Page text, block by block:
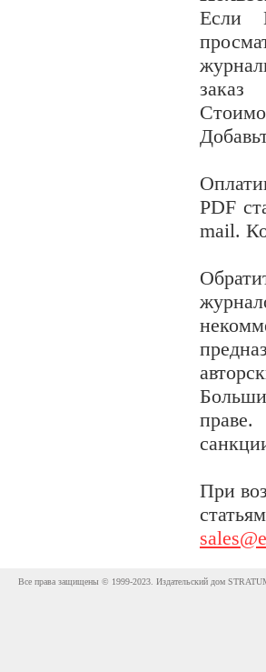
Если
PDF
mail.
При
Все права защищены © 1999-2023. Издательский дом